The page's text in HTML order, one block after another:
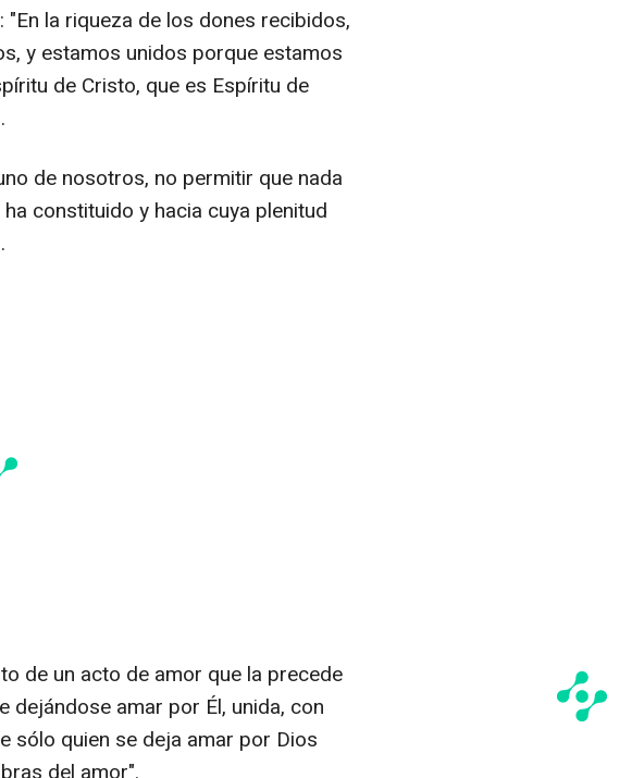
la riqueza de los dones recibidos,
y estamos unidos porque estamos
de Cristo, que es Espíritu de
de nosotros, no permitir que nada
constituido y hacia cuya plenitud
de un acto de amor que la precede
dejándose amar por Él, unida, con
sólo quien se deja amar por Dios